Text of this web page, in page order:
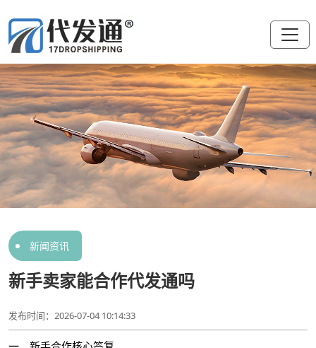
新闻资讯
新手卖家能合作代发通吗
发布时间：2026-07-04 10:14:33